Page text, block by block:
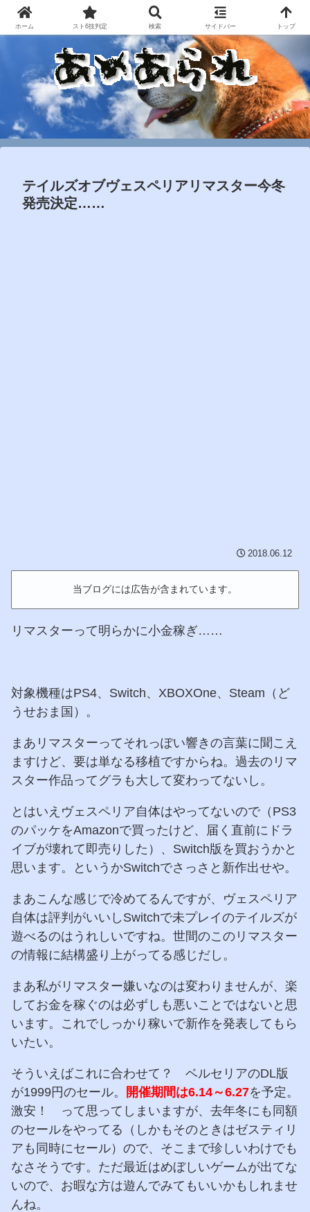
テイルズオブヴェスペリアリマスター今冬
発売決定……
2018.06.12
当ブログには広告が含まれています。
リマスターって明らかに小金稼ぎ……
対象機種はPS4、Switch、XBOXOne、Steam（ど
うせおま国）。
まあリマスターってそれっぽい響きの言葉に聞こえ
ますけど、要は単なる移植ですからね。過去のリマ
スター作品ってグラも大して変わってないし。
とはいえヴェスペリア自体はやってないので（PS3
のパッケをAmazonで買ったけど、届く直前にドラ
イブが壊れて即売りした）、Switch版を買おうかと
思います。というかSwitchでさっさと新作出せや。
まあこんな感じで冷めてるんですが、ヴェスペリア
自体は評判がいいしSwitchで未プレイのテイルズが
遊べるのはうれしいですね。世間のこのリマスター
の情報に結構盛り上がってる感じだし。
まあ私がリマスター嫌いなのは変わりませんが、楽
してお金を稼ぐのは必ずしも悪いことではないと思
います。これでしっかり稼いで新作を発表してもら
いたい。
そういえばこれに合わせて？ ベルセリアのDL版
が1999円のセール。
開催期間は6.14～6.27を予定。
激安！ って思ってしまいますが、去年冬にも同額
のセールをやってる（しかもそのときはゼスティリ
アも同時にセール）ので、そこまで珍しいわけでも
なさそうです。ただ最近はめぼしいゲームが出てな
いので、お暇な方は遊んでみてもいいかもしれませ
んね。
ホーム スト6技判定 検索 サイドバー トップ